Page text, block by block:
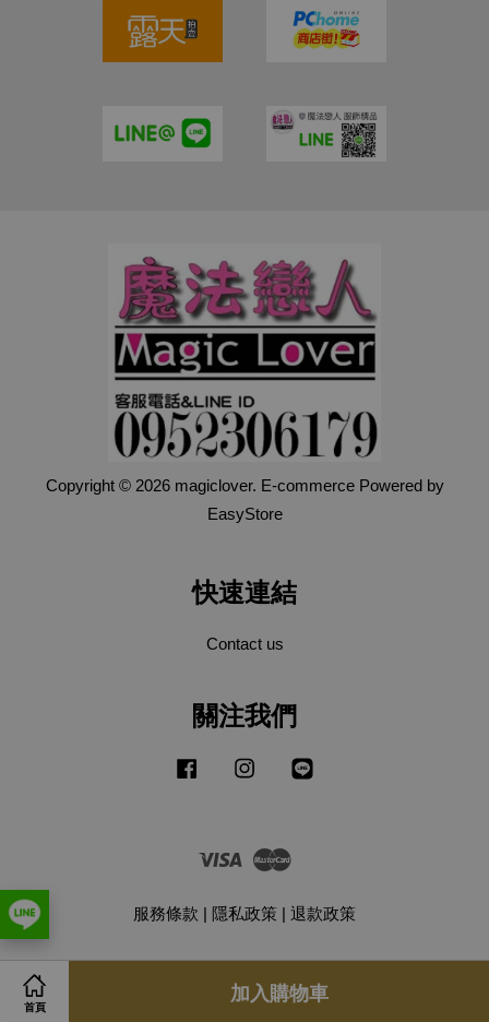
首頁
加入購物車
Copyright © 2026 magiclover. E-commerce Powered by
EasyStore
快速連結
Contact us
關注我們
Facebook Instagram
Visa
服務條款 | 隱私政策 | 退款政策